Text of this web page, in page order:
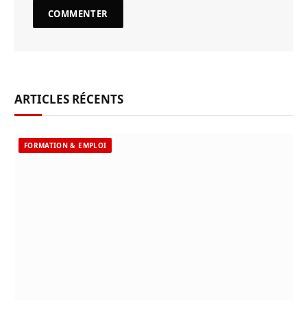
ARTICLES RÉCENTS
FORMATION & EMPLOI